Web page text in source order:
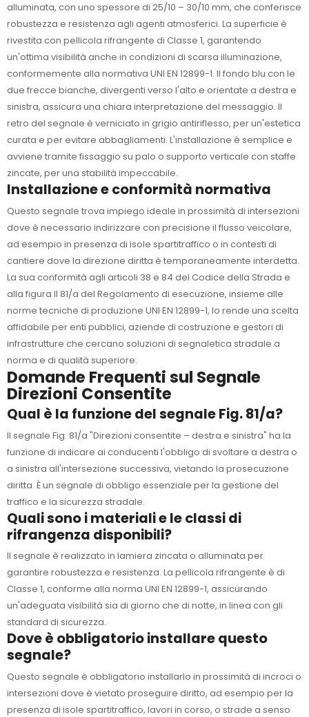
alluminata, con uno spessore di 25/10 – 30/10 mm, che conferisce
robustezza e resistenza agli agenti atmosferici. La superficie è
rivestita con pellicola rifrangente di Classe 1, garantendo
un'ottima visibilità anche in condizioni di scarsa illuminazione,
conformemente alla normativa UNI EN 12899-1. Il fondo blu con le
due frecce bianche, divergenti verso l'alto e orientate a destra e
sinistra, assicura una chiara interpretazione del messaggio. Il
retro del segnale è verniciato in grigio antiriflesso, per un'estetica
curata e per evitare abbagliamenti. L'installazione è semplice e
avviene tramite fissaggio su palo o supporto verticale con staffe
zincate, per una stabilità impeccabile.
Installazione e conformità normativa
Questo segnale trova impiego ideale in prossimità di intersezioni
dove è necessario indirizzare con precisione il flusso veicolare,
ad esempio in presenza di isole spartitraffico o in contesti di
cantiere dove la direzione diritta è temporaneamente interdetta.
La sua conformità agli articoli 38 e 84 del Codice della Strada e
alla figura II 81/a del Regolamento di esecuzione, insieme alle
norme tecniche di produzione UNI EN 12899-1, lo rende una scelta
affidabile per enti pubblici, aziende di costruzione e gestori di
infrastrutture che cercano soluzioni di segnaletica stradale a
norma e di qualità superiore.
Domande Frequenti sul Segnale
Direzioni Consentite
Qual è la funzione del segnale Fig. 81/a?
Il segnale Fig. 81/a "Direzioni consentite – destra e sinistra" ha la
funzione di indicare ai conducenti l'obbligo di svoltare a destra o
a sinistra all'intersezione successiva, vietando la prosecuzione
diritta. È un segnale di obbligo essenziale per la gestione del
traffico e la sicurezza stradale.
Quali sono i materiali e le classi di
rifrangenza disponibili?
Il segnale è realizzato in lamiera zincata o alluminata per
garantire robustezza e resistenza. La pellicola rifrangente è di
Classe 1, conforme alla norma UNI EN 12899-1, assicurando
un'adeguata visibilità sia di giorno che di notte, in linea con gli
standard di sicurezza.
Dove è obbligatorio installare questo
segnale?
Questo segnale è obbligatorio installarlo in prossimità di incroci o
intersezioni dove è vietato proseguire diritto, ad esempio per la
presenza di isole spartitraffico, lavori in corso, o strade a senso